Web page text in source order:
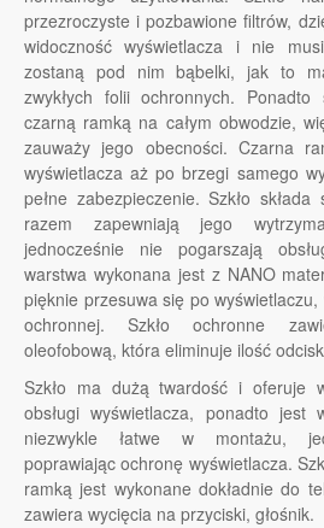
przezroczyste i pozbawione filtrów,
widoczność wyświetlacza i nie
zostaną pod nim bąbelki, jak to
zwykłych folii ochronnych.
czarną ramką na całym obwodzie,
zauważy jego obecności. Czarna
wyświetlacza aż po brzegi samego
pełne zabezpieczenie. Szkło
razem zapewniają jego
jednocześnie nie pogarszają
warstwa wykonana jest z NANO
pięknie przesuwa się po
ochronnej. Szkło ochronne
oleofobową, która eliminuje ilość
Szkło ma dużą twardość i oferuje
obsługi wyświetlacza, ponadto jest
niezwykle łatwe w montażu,
poprawiając ochronę wyświetlacza.
ramką jest wykonane dokładnie do
zawiera wycięcia na przyciski, głośnik.